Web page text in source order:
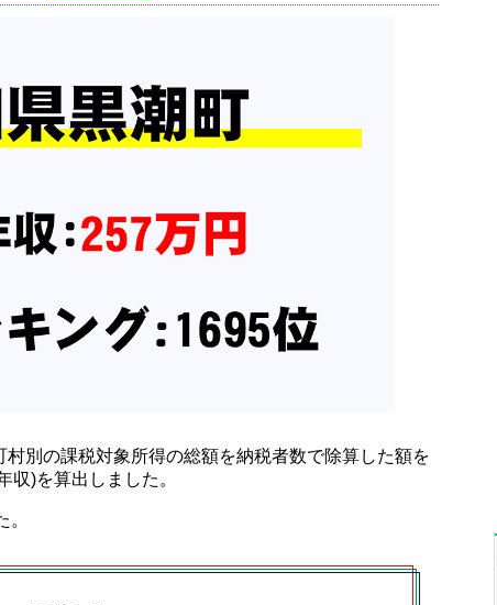
別の課税対象所得の総額を納税者数で除算した額を
収)を算出しました。